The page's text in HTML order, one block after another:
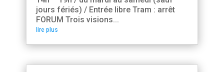
jours fériés) / Entrée libre Tram : arrêt
FORUM Trois visions...
lire plus